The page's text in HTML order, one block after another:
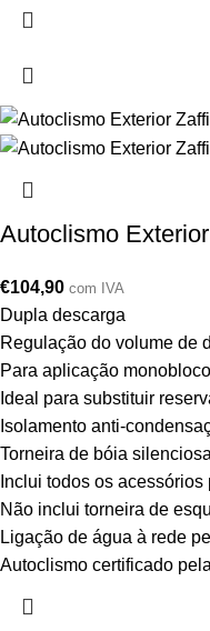
Autoclismo
€104,90 com IVA
Dupla descarga
Regulação do volume de
Para aplicação monobloco
Ideal para substituir
Isolamento anti-
Torneira de bóia
Inclui todos os
Não inclui torneira de
Ligação de água à rede
Autoclismo certificado